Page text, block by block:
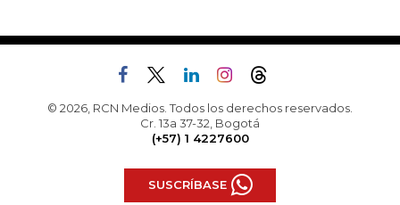
© 2026, RCN Medios. Todos los derechos reservados.
Cr. 13a 37-32, Bogotá
(+57) 1 4227600
SUSCRÍBASE